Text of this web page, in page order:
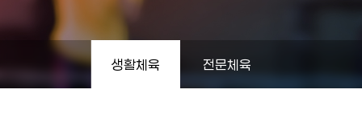
생활체육 전문체육